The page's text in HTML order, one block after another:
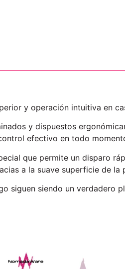
y operación intuitiva en
y dispuestos
efectivo en todo
que permite un disparo
a la suave superficie de la
siguen siendo un verdadero